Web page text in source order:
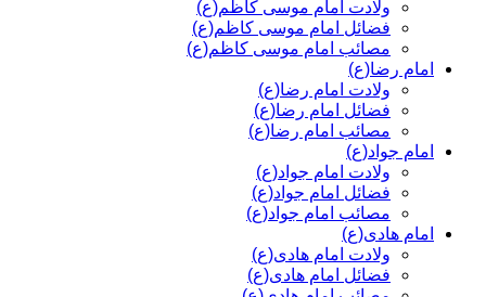
ولادت امام موسی کاظم(ع)
فضائل امام موسی کاظم(ع)
مصائب امام موسی کاظم(ع)
امام رضا(ع)
ولادت امام رضا(ع)
فضائل امام رضا(ع)
مصائب امام رضا(ع)
امام جواد(ع)
ولادت امام جواد(ع)
فضائل امام جواد(ع)
مصائب امام جواد(ع)
امام هادی(ع)
ولادت امام هادی(ع)
فضائل امام هادی(ع)